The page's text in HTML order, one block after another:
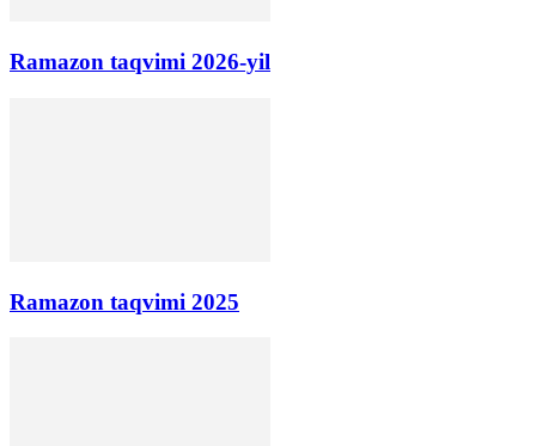
Ramazon taqvimi 2026-yil
Ramazon taqvimi 2025